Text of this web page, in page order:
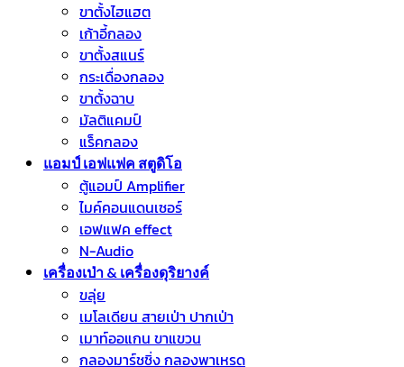
ขาตั้งไฮแฮต
เก้าอี้กลอง
ขาตั้งสแนร์
กระเดื่องกลอง
ขาตั้งฉาบ
มัลติแคมป์
แร็คกลอง
แอมป์ เอฟแฟค สตูดิโอ
ตู้แอมป์ Amplifier
ไมค์คอนแดนเซอร์
เอฟแฟค effect
N-Audio
เครื่องเป่า & เครื่องดุริยางค์
ขลุ่ย
เมโลเดียน สายเป่า ปากเป่า
เมาท์ออแกน ขาแขวน
กลองมาร์ชชิ่ง กลองพาเหรด